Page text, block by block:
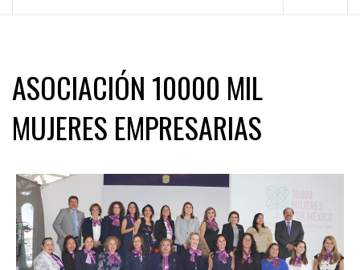
ASOCIACIÓN 10000 MIL
MUJERES EMPRESARIAS